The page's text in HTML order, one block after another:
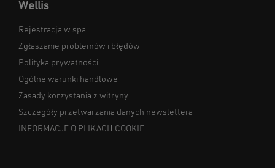
Wellis
Rejestracja w spa
Zgłaszanie problemów i błędów
Polityka prywatności
Ogólne warunki handlowe
Zasady korzystania z witryny
Szczegóły przetwarzania danych newslettera
INFORMACJE O PLIKACH COOKIE